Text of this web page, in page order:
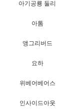
아기공룡 둘리
아톰
앵그리버드
요하
위베어베어스
인사이드아웃